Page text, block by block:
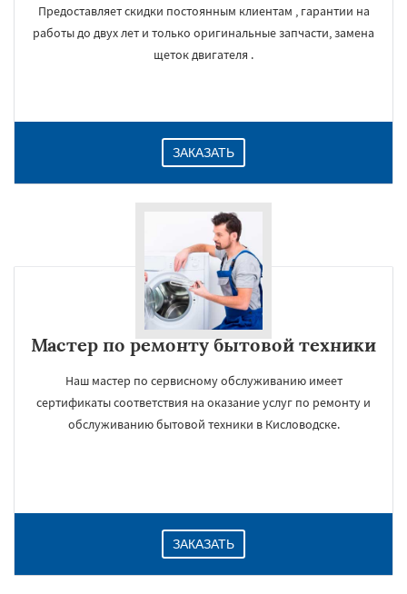
Предоставляет скидки постоянным клиентам , гарантии на
работы до двух лет и только оригинальные запчасти, замена
щеток двигателя .
ЗАКАЗАТЬ
Мастер по ремонту бытовой техники
Наш мастер по сервисному обслуживанию имеет
сертификаты соответствия на оказание услуг по ремонту и
обслуживанию бытовой техники в Кисловодске.
ЗАКАЗАТЬ